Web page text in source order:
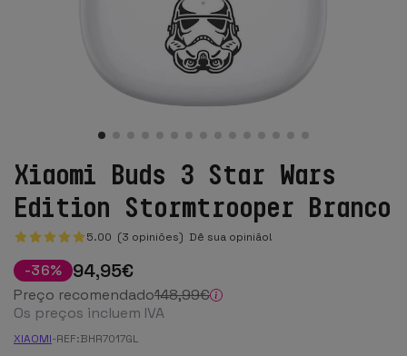
Xiaomi Buds 3 Star Wars
Edition Stormtrooper Branco
5.00 (3 opiniões) Dê sua opinião!
-36% 94,95€
Preço recomendado148,99€
Os preços incluem IVA
XIAOMI-REF:BHR7017GL